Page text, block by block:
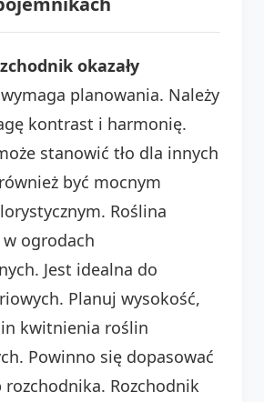
okazały
wymaga planowania. Należy
kontrast i harmonię.
stanowić tło dla innych
być mocnym
Roślina
ogrodach
Jest idealna do
Planuj wysokość,
kwitnienia roślin
Powinno się dopasować
Rozchodnik